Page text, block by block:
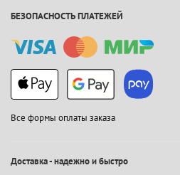
БЕЗОПАСНОСТЬ ПЛАТЕЖЕЙ
Все формы оплаты заказа
Доставка - надежно и быстро